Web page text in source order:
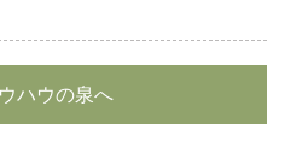
ハウの泉へ